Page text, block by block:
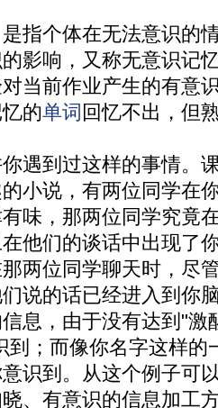
个体在无法意识的
影响，又称无意识记
当前作业产生的有意
的单词 回忆不出，但
到过这样的事情。
小说，有两位同学在
味，那两位同学究竟
他们的谈话中出现了
两位同学聊天时，尽
说的话已经进入到你
息，由于没有达到"激
到；而像你名字这样的
识到。从这个例子可
、有意识的信息加工